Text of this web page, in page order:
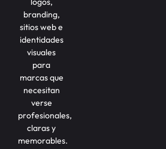
branding,
sitios web e
identidades
visuales
para
marcas que
necesitan
verse
profesionales,
claras y
memorables.